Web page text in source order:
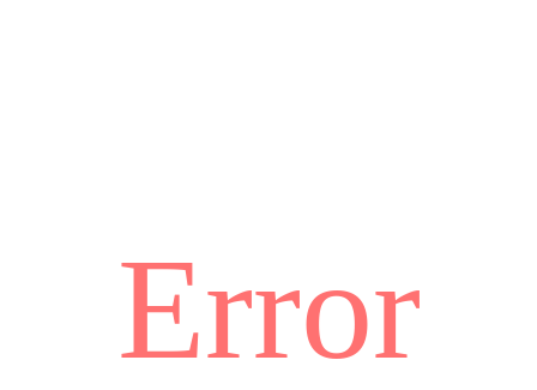
Error